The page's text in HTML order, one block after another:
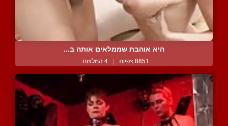
היא אוהבת שממלאים אותה ב...
8851 צפיות | 4 המלצות